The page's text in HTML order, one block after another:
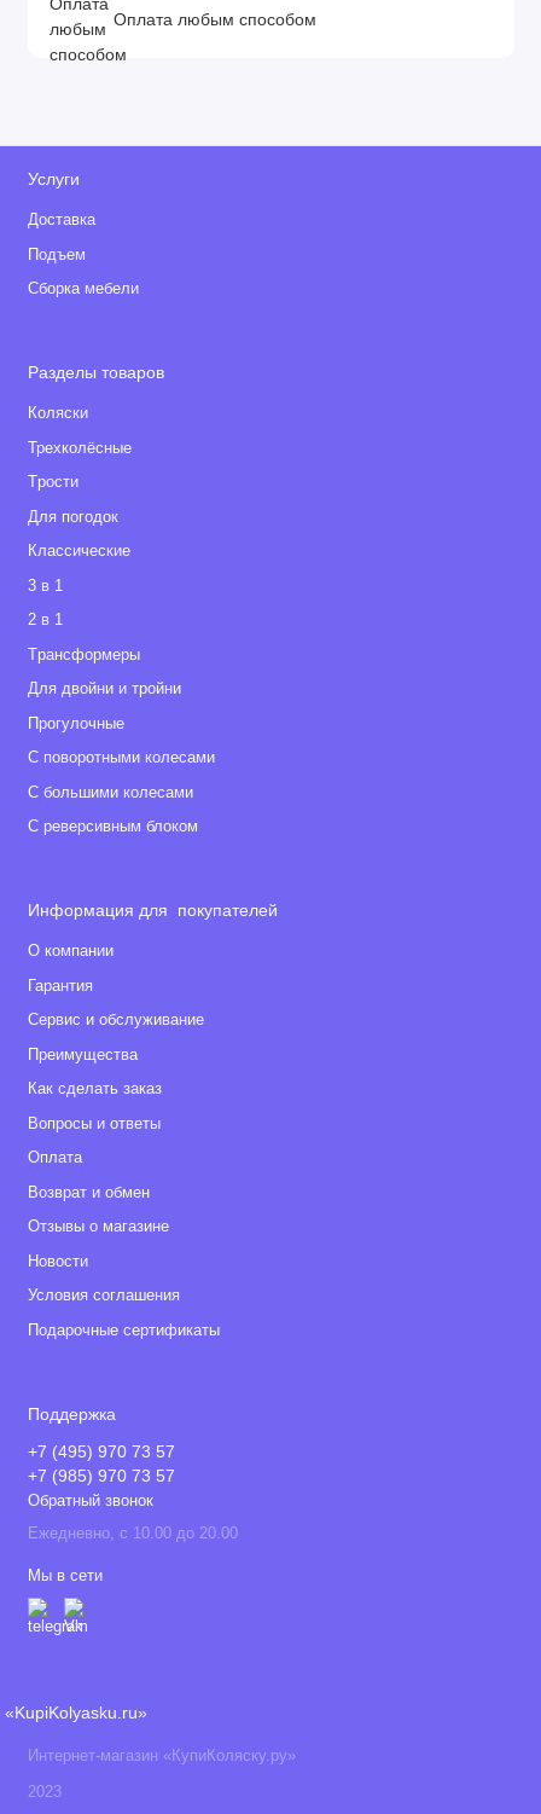
Оплата любым способом
Услуги
Доставка
Подъем
Сборка мебели
Разделы товаров
Коляски
Трехколёсные
Tрости
Для погодок
Классические
3 в 1
2 в 1
Tрансформеры
Для двойни и тройни
Прогулочные
С поворотными колесами
С большими колесами
С реверсивным блоком
Информация для покупателей
О компании
Гарантия
Сервис и обслуживание
Преимущества
Как сделать заказ
Вопросы и ответы
Оплата
Возврат и обмен
Отзывы о магазине
Новости
Условия соглашения
Подарочные сертификаты
Поддержка
+7 (495) 970 73 57
+7 (985) 970 73 57
Обратный звонок
Ежедневно, с 10.00 до 20.00
Мы в сети
«KupiKolyasku.ru»
Интернет-магазин «КупиКоляску.ру»
2023